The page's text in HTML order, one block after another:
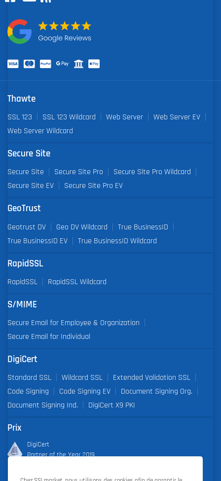
Thawte
SSL 123 SSL 123 Wildcard Web Server
Web Server EV
Web Server Wildcard
Secure Site
Secure Site Secure Site Pro
Secure Site Pro Wildcard
Secure Site EV
Secure Site Pro EV
GeoTrust
Geotrust DV Geo DV Wildcard
True BusinessID
True BusinessID EV
True BusinessID Wildcard
RapidSSL
RapidSSL RapidSSL Wildcard
S/MIME
Secure Email for Employee & Organization
Secure Email for Individual
DigiCert
Standard SSL Wildcard SSL
Extended Validation SSL
Code Signing
Code Signing EV
Document Signing Org.
Document Signing Ind.
DigiCert X9 PKI
Prix
DigiCert
Partner of the Year 2019